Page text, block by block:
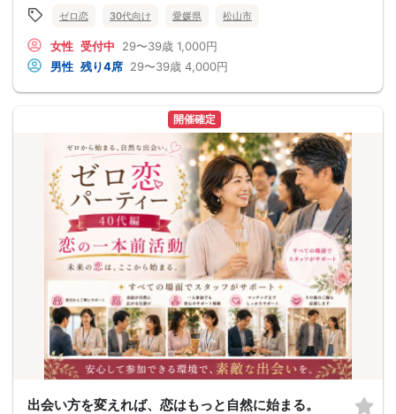
ゼロ恋 30代向け 愛媛県 松山市
女性 受付中 29〜39歳 1,000円
男性 残り4席 29〜39歳 4,000円
開催確定
出会い方を変えれば、恋はもっと自然に始まる。